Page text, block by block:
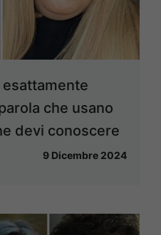
che usano
devi conoscere
9 Dicembre 2024